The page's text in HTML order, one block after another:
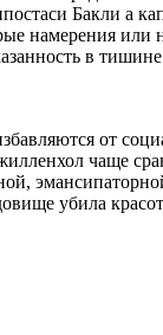
Бакли
или
в
от
чаще
убила